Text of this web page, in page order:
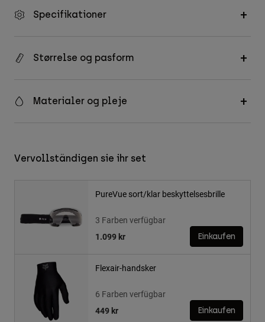
Specifikationer
Størrelse og pasform
Materialer og pleje
Vervollständigen sie ihr set
PureVue sort/klar beskyttelsesbrille
3 Farben verfügbar
1.099 kr
Einkaufen
Flexair-handsker
6 Farben verfügbar
449 kr
Einkaufen